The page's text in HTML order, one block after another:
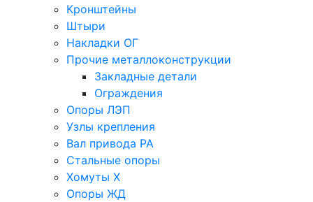
Кронштейны
Штыри
Накладки ОГ
Прочие металлоконструкции
Закладные детали
Ограждения
Опоры ЛЭП
Узлы крепления
Вал привода РА
Стальные опоры
Хомуты Х
Опоры ЖД